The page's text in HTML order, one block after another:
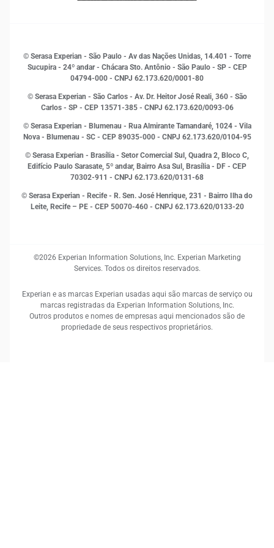
Inovação e Tecnologia
Leis e impostos
Marketing
Open Finance
Proteção de Dados
Sustentabilidade Corporativa
Sala de Imprensa
© Serasa Experian - São Paulo - Av das Nações Unidas, 14.401 - Torre
Sucupira - 24º andar - Chácara Sto. Antônio - São Paulo - SP - CEP
04794-000 - CNPJ 62.173.620/0001-80
© Serasa Experian - São Carlos - Av. Dr. Heitor José Reali, 360 - São
Carlos - SP - CEP 13571-385 - CNPJ 62.173.620/0093-06
© Serasa Experian - Blumenau - Rua Almirante Tamandaré, 1024 - Vila
Nova - Blumenau - SC - CEP 89035-000 - CNPJ 62.173.620/0104-95
© Serasa Experian - Brasília - Setor Comercial Sul, Quadra 2, Bloco C,
Edifício Paulo Sarasate, 5º andar, Bairro Asa Sul, Brasília - DF - CEP
70302-911 - CNPJ 62.173.620/0131-68
© Serasa Experian - Recife - R. Sen. José Henrique, 231 - Bairro Ilha do
Leite, Recife – PE - CEP 50070-460 - CNPJ 62.173.620/0133-20
©2026 Experian Information Solutions, Inc. Experian Marketing
Services. Todos os direitos reservados.
Experian e as marcas Experian usadas aqui são marcas de serviço ou
marcas registradas da Experian Information Solutions, Inc.
Outros produtos e nomes de empresas aqui mencionados são de
propriedade de seus respectivos proprietários.